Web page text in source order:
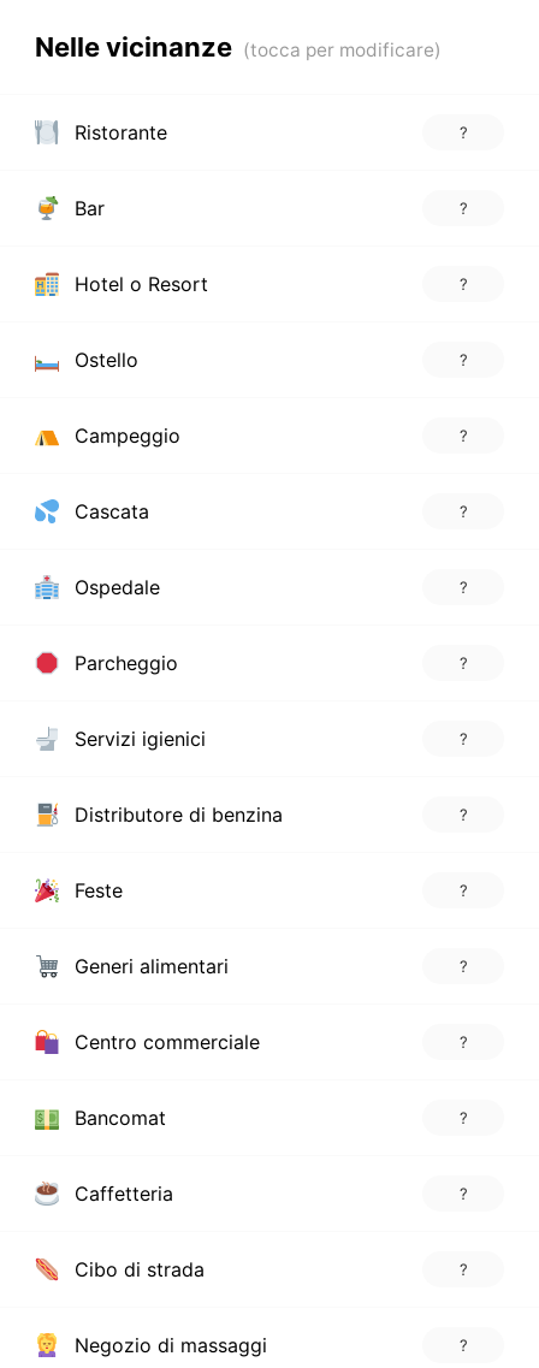
Nelle vicinanze
Ristorante ?
Bar ?
Hotel o Resort ?
Ostello ?
Campeggio ?
Cascata ?
Ospedale ?
Parcheggio ?
Servizi igienici ?
Distributore di benzina ?
Feste ?
Generi alimentari ?
Centro commerciale ?
Bancomat ?
Caffetteria ?
Cibo di strada ?
Negozio di massaggi ?